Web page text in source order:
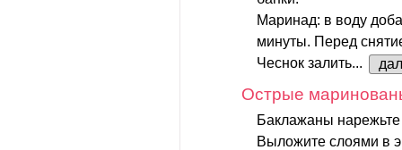
Маринад: в воду
минуты. Перед
Чеснок залить...
Острые
Баклажаны
Выложите слоями в